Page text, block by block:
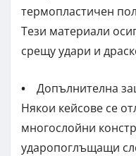
термопластичен
Тези материали
срещу удари и
• Допълнителна
Някои кейсове се
многослойни
ударопоглъщащи